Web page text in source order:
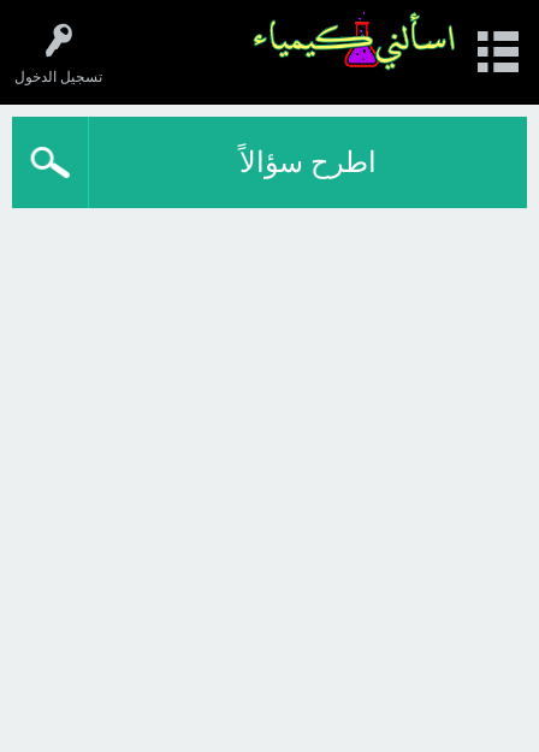
تسجيل الدخول
اطرح سؤالاً